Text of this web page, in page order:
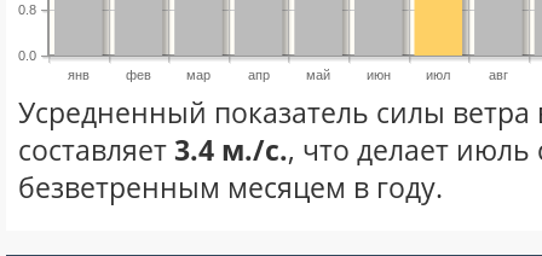
янв фев мар апр май июн июл авг
0.0
0.8
Усредненный показатель силы
составляет3.4 м./с., что делает
безветренным месяцем в году.